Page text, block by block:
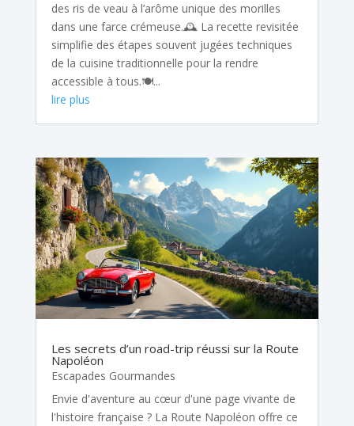
des ris de veau à l’arôme unique des morilles
dans une farce crémeuse.🕰️ La recette revisitée
simplifie des étapes souvent jugées techniques
de la cuisine traditionnelle pour la rendre
accessible à tous.🍽️...
lire plus
Les secrets d’un road-trip réussi sur la Route
Napoléon
Escapades Gourmandes
Envie d'aventure au cœur d'une page vivante de
l'histoire française ? La Route Napoléon offre ce